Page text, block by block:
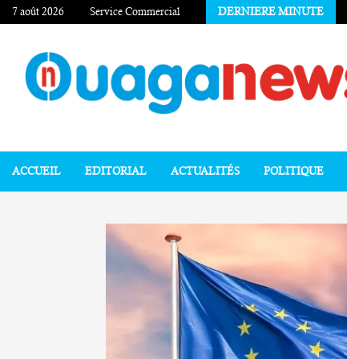
7 août 2026 Service Commercial DERNIERE MINUTE
ACCUEIL EDITORIAL ACTUALITÉS POLITIQUE